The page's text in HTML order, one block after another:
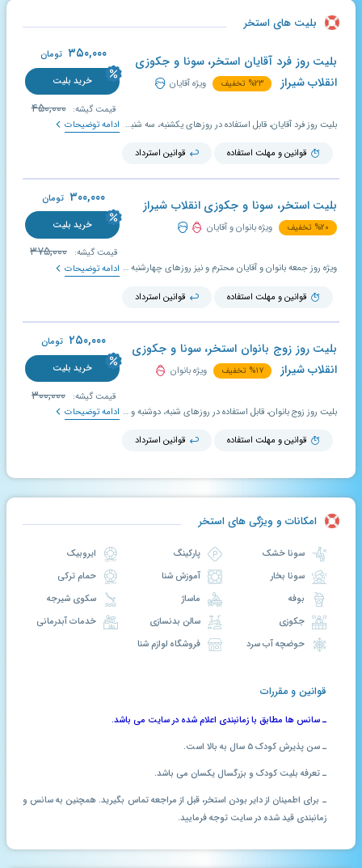
بلیت های استخر
بلیت روز فرد آقایان استخر، سونا و جکوزی
انقلاب شیراز
%۲۳ تخفیف ویژه آقایان
۳۵۰,۰۰۰ تومان
خرید بلیت
قیمت گیشه: ۴۵۰,۰۰۰
بلیت روز فرد آقایان، قابل استفاده در روزهای یکشنبه، سه شنبه و پنجشنبه، مطابق با زمان بندی اعلام شده در سایت استخریار؛ اعتبار بلیت تخفیف دار استخر ۱۰ روز است و در صورت عدم استفاده در بازه تعیین شده، قابل تمدید و استرداد می باشد. ادامه توضیحات
قوانین و مهلت استفاده قوانین استرداد
بلیت استخر، سونا و جکوزی انقلاب شیراز
%۲۰ تخفیف ویژه بانوان و آقایان
۳۰۰,۰۰۰ تومان
خرید بلیت
قیمت گیشه: ۳۷۵,۰۰۰
ویژه روز جمعه بانوان و آقایان محترم و نیز روزهای چهارشنبه آقایان، مطابق با زمان بندی اعلام شده در سایت استخریار؛ اعتبار بلیت تخفیف دار استخر ۱۰ روز است و در صورت عدم استفاده در بازه تعیین شده، قابل تمدید و استرداد می باشد. ادامه توضیحات
قوانین و مهلت استفاده قوانین استرداد
بلیت روز زوج بانوان استخر، سونا و جکوزی
انقلاب شیراز
%۱۷ تخفیف ویژه بانوان
۲۵۰,۰۰۰ تومان
خرید بلیت
قیمت گیشه: ۳۰۰,۰۰۰
بلیت روز زوج بانوان، قابل استفاده در روزهای شنبه، دوشنبه و چهارشنبه، مطابق با زمان بندی اعلام شده در سایت استخریار؛ اعتبار بلیت تخفیف دار استخر ۱۰ روز است و در صورت عدم استفاده در بازه تعیین شده قابل تمدید و استرداد می باشد. ادامه توضیحات
قوانین و مهلت استفاده قوانین استرداد
امکانات و ویژگی های استخر
سونا خشک
سونا بخار
جکوزی
حوضچه آب سرد
پارکینگ
آموزش شنا
سالن بدنسازی
فروشگاه لوازم شنا
حمام ترکی
سکوی شیرجه
خدمات آبدرمانی
قوانین و مقررات
ـ سانس ها مطابق با زمانبندی اعلام شده در سایت می باشد.
ـ سن پذیرش کودک ۵ سال به بالا است.
ـ تعرفه بلیت کودک و بزرگسال یکسان می باشد.
ـ برای اطمینان از دایر بودن استخر، قبل از مراجعه تماس بگیرید. همچنین به سانس و
زمانبندی قید شده در سایت توجه فرمایید.